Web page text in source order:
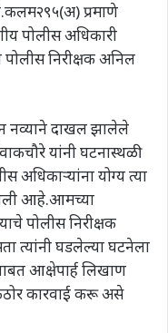
प्रमाणे
पोलीस अधिकारी
पोलीस निरीक्षक अनिल
नव्याने दाखल झालेले
यांनी घटनास्थळी
अधिकाऱ्यांना योग्य त्या
आहे.आमच्या
पोलीस निरीक्षक
त्यांनी घडलेल्या घटनेला
आक्षेपार्ह लिखाण
कारवाई करू असे